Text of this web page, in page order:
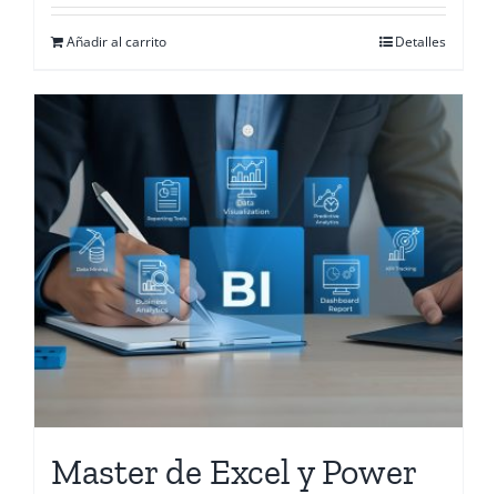
Añadir al carrito Detalles
Master de Excel y Power